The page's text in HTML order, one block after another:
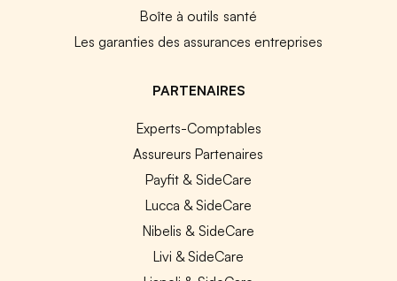
Boîte à outils santé
Les garanties des assurances entreprises
PARTENAIRES
Experts-Comptables
Assureurs Partenaires
Payfit & SideCare
Lucca & SideCare
Nibelis & SideCare
Livi & SideCare